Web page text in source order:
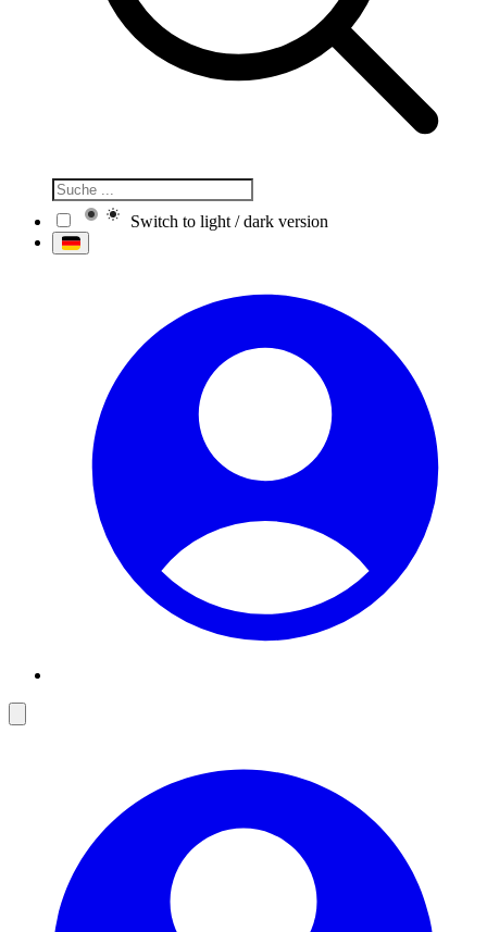
Switch to light / dark version